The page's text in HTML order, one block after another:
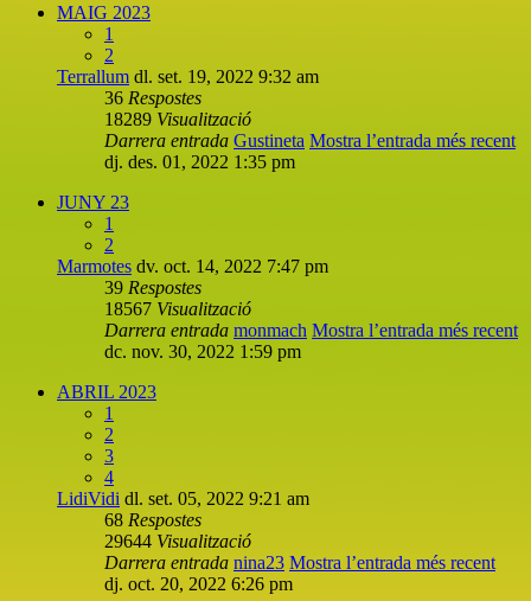
MAIG 2023
1
2
Terrallum dl. set. 19, 2022 9:32 am
36 Respostes
18289 Visualització
Darrera entrada Gustineta Mostra l’entrada més recent
dj. des. 01, 2022 1:35 pm
JUNY 23
1
2
Marmotes dv. oct. 14, 2022 7:47 pm
39 Respostes
18567 Visualització
Darrera entrada monmach Mostra l’entrada més recent
dc. nov. 30, 2022 1:59 pm
ABRIL 2023
1
2
3
4
LidiVidi dl. set. 05, 2022 9:21 am
68 Respostes
29644 Visualització
Darrera entrada nina23 Mostra l’entrada més recent
dj. oct. 20, 2022 6:26 pm